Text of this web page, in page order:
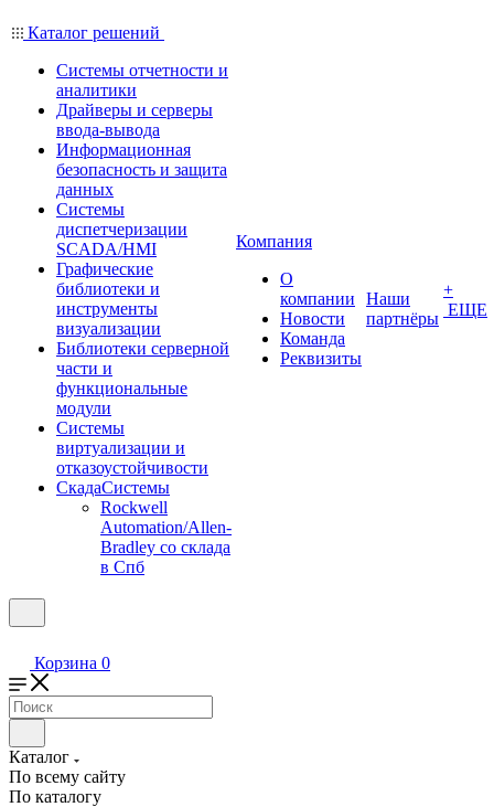
Каталог решений
Системы отчетности и
аналитики
Драйверы и серверы
ввода-вывода
Информационная
безопасность и защита
данных
Системы
диспетчеризации
SCADA/HMI
Графические
библиотеки и
инструменты
визуализации
Библиотеки серверной
части и
функциональные
модули
Системы
виртуализации и
отказоустойчивости
СкадаСистемы
Rockwell
Automation/Allen-
Bradley со склада
в Спб
Компания
О
компании
Новости
Команда
Реквизиты
Наши
партнёры
+
ЕЩЕ
Корзина 0
Каталог
По всему сайту
По каталогу